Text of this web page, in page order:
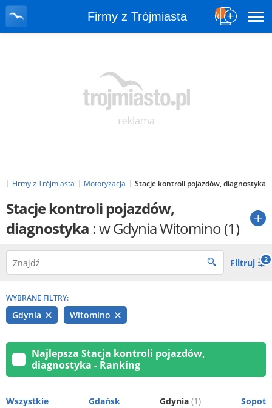
Firmy z Trójmiasta
Firmy z Trójmiasta Motoryzacja Stacje kontroli pojazdów, diagnostyka
Stacje kontroli pojazdów,
diagnostyka : w Gdynia Witomino(1)
Filtruj 2
WYBRANE FILTRY:
Gdynia Witomino
Najlepsza Stacja kontroli pojazdów,
diagnostyka - Ranking
Wszystkie Gdańsk Gdynia(1) Sopot